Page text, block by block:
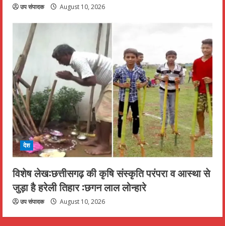
उप संपादक August 10, 2026
देश
विशेष लेख:छत्तीसगढ़ की कृषि संस्कृति परंपरा व आस्था से
जुड़ा है हरेली तिहार :छगन लाल लोन्हारे
उप संपादक August 10, 2026